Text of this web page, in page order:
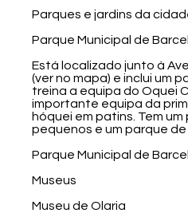
Parques e jardins da
Parque Municipal de
Está localizado junto à
(ver no mapa) e inclui um
treina a equipa do Oquei
importante equipa da
hóquei em patins. Tem
pequenos e um parque
Parque Municipal de
Museus
Museu de Olaria